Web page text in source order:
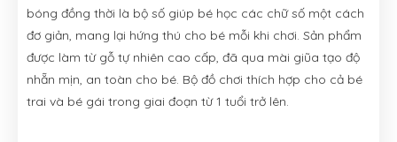
bóng đồng thời là bộ số giúp bé học các chữ số một cách
đơ giản, mang lại hứng thú cho bé mỗi khi chơi. Sản phẩm
được làm từ gỗ tự nhiên cao cấp, đã qua mài giũa tạo độ
nhẵn mịn, an toàn cho bé. Bộ đồ chơi thích hợp cho cả bé
trai và bé gái trong giai đoạn từ 1 tuổi trở lên.